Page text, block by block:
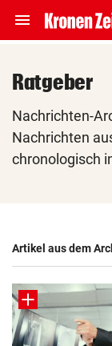
menu Navigation
ein-/
account_circle
Suchbegriff
eingeben
Ratgeber
Nachrichten-
Nachrichten
chronologisch
Artikel aus dem